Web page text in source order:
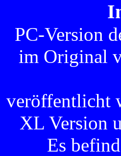
PC-Version
im Original
veröffentlicht
XL Version
Es